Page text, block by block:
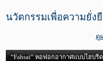
นวัตกรรมเพื่อความยั่ง
ดู
“Fahsai” หอฟอกอากาศแบบไฮบริด